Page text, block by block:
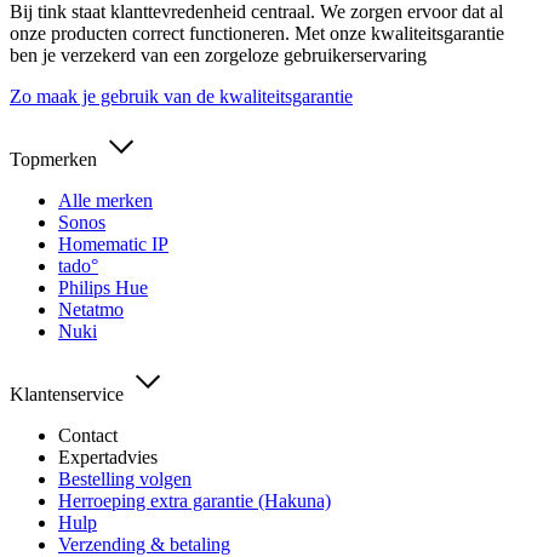
Bij tink staat klanttevredenheid centraal. We zorgen ervoor dat al
onze producten correct functioneren. Met onze kwaliteitsgarantie
ben je verzekerd van een zorgeloze gebruikerservaring
Zo maak je gebruik van de kwaliteitsgarantie
Topmerken
Alle merken
Sonos
Homematic IP
tado°
Philips Hue
Netatmo
Nuki
Klantenservice
Contact
Expertadvies
Bestelling volgen
Herroeping extra garantie (Hakuna)
Hulp
Verzending & betaling